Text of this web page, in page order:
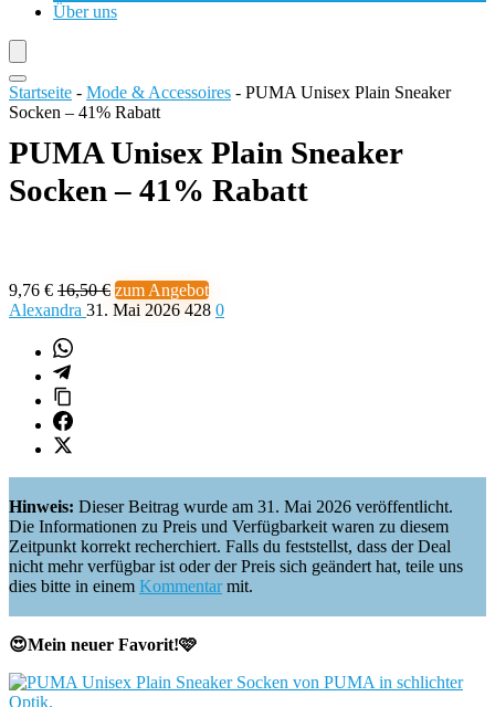
Über uns
Startseite - Mode & Accessoires - PUMA Unisex Plain Sneaker
Socken – 41% Rabatt
PUMA Unisex Plain Sneaker
Socken – 41% Rabatt
9,76 € 16,50 € zum Angebot
Alexandra 31. Mai 2026 428 0
Hinweis: Dieser Beitrag wurde am 31. Mai 2026 veröffentlicht.
Die Informationen zu Preis und Verfügbarkeit waren zu diesem
Zeitpunkt korrekt recherchiert. Falls du feststellst, dass der Deal
nicht mehr verfügbar ist oder der Preis sich geändert hat, teile uns
dies bitte in einem Kommentarmit.
😍Mein neuer Favorit!🩷